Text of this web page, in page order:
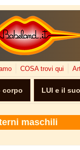
COSA trovi qui
corpo LUI e il
maschili